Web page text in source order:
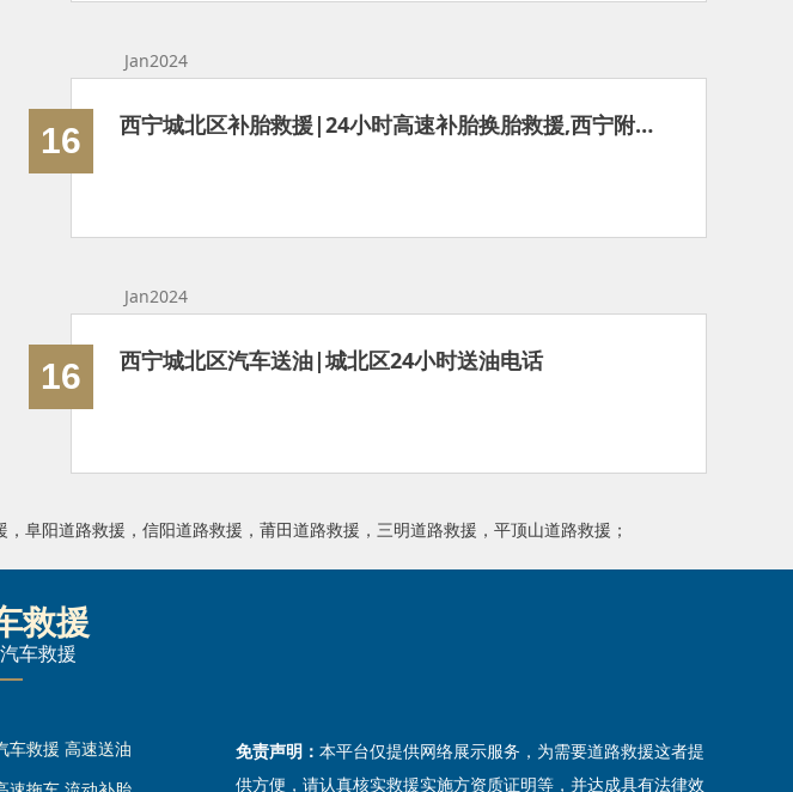
Jan2024
16 西宁城北区补胎救援|24小时高速补胎换胎救援,西宁附近流动更换轮胎
Jan2024
16 西宁城北区汽车送油|城北区24小时送油电话
， 阜阳道路救援 ， 信阳道路救援 ， 莆田道路救援 ， 三明道路救援 ， 平顶山道路救援 ；
救援
车救援
车救援 高速送油
免责声明： 本平台仅提供网络展示服务，为需要道路救援这者提
供方便，请认真核实救援实施方资质证明等，并达成具有法律效